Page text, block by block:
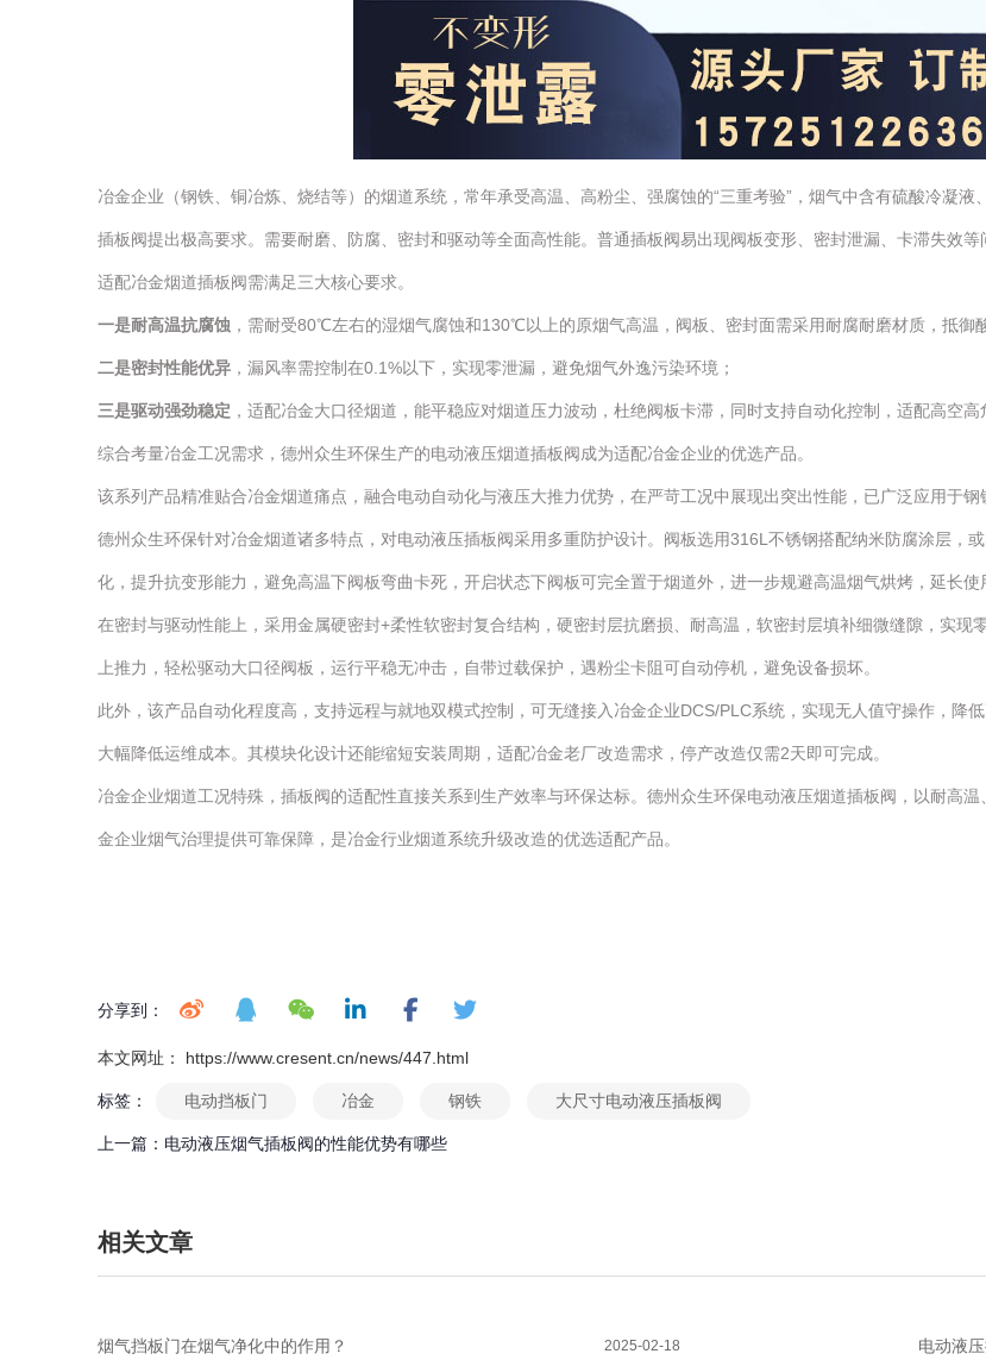
冶金企业（钢铁、铜冶炼、烧结等）的烟道系统，常年承受高温、高粉尘、强腐蚀的“三重考验”，烟气中含有硫酸冷凝
插板阀提出极高要求。需要耐磨、防腐、密封和驱动等全面高性能。普通插板阀易出现阀板变形、密封泄漏、卡滞失效等
适配冶金烟道插板阀需满足三大核心要求。
一是耐高温抗腐蚀 ，需耐受80℃左右的湿烟气腐蚀和130℃以上的原烟气高温，阀板、密封面需采用耐腐耐磨材质，抵御
二是密封性能优异 ，漏风率需控制在0.1%以下，实现零泄漏，避免烟气外逸污染环境；
三是驱动强劲稳定 ，适配冶金大口径烟道，能平稳应对烟道压力波动，杜绝阀板卡滞，同时支持自动化控制，适配高空高
综合考量冶金工况需求，德州众生环保生产的电动液压烟道插板阀成为适配冶金企业的优选产品。
该系列产品精准贴合冶金烟道痛点，融合电动自动化与液压大推力优势，在严苛工况中展现出突出性能，已广泛应用于钢
德州众生环保针对冶金烟道诸多特点，对电动液压插板阀采用多重防护设计。阀板选用316L不锈钢搭配纳米防腐涂层，
化，提升抗变形能力，避免高温下阀板弯曲卡死，开启状态下阀板可完全置于烟道外，进一步规避高温烟气烘烤，延长使
在密封与驱动性能上，采用金属硬密封+柔性软密封复合结构，硬密封层抗磨损、耐高温，软密封层填补细微缝隙，实
上推力，轻松驱动大口径阀板，运行平稳无冲击，自带过载保护，遇粉尘卡阻可自动停机，避免设备损坏。
此外，该产品自动化程度高，支持远程与就地双模式控制，可无缝接入冶金企业DCS/PLC系统，实现无人值守操作，降
大幅降低运维成本。其模块化设计还能缩短安装周期，适配冶金老厂改造需求，停产改造仅需2天即可完成。
冶金企业烟道工况特殊，插板阀的适配性直接关系到生产效率与环保达标。德州众生环保电动液压烟道插板阀，以耐高
金企业烟气治理提供可靠保障，是冶金行业烟道系统升级改造的优选适配产品。
分享到：
本文网址： https://www.cresent.cn/news/447.html
标签： 电动挡板门 冶金 钢铁 大尺寸电动液压插板阀
上一篇： 电动液压烟气插板阀的性能优势有哪些
相关文章
2025-02-18
烟气挡板门在烟气净化中的作用？ 电动液